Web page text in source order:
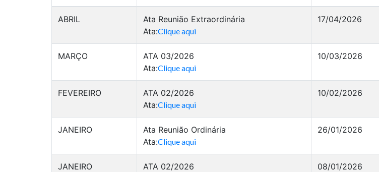
ABRIL
Ata Reunião Extraordinária
Ata:Clique aqui
17/04/2026
MARÇO
ATA 03/2026
Ata:Clique aqui
10/03/2026
FEVEREIRO
ATA 02/2026
Ata:Clique aqui
10/02/2026
JANEIRO
Ata Reunião Ordinária
Ata:Clique aqui
26/01/2026
JANEIRO
ATA 02/2026
08/01/2026